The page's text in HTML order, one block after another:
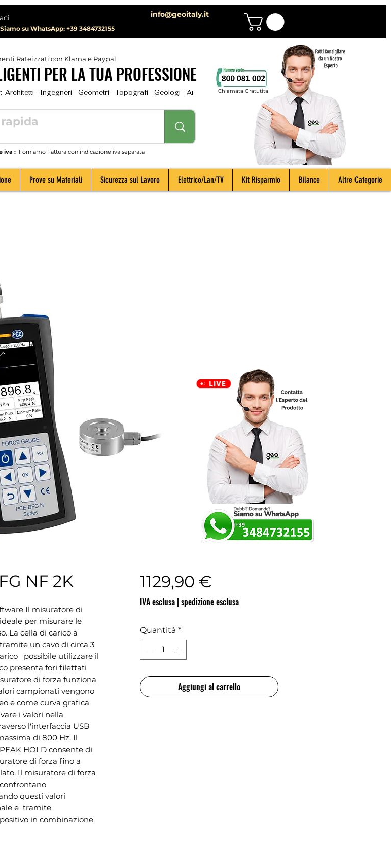
info@geoitaly.it
su WhatsApp: +39 3484732155
Rateizzati con Klarna e Paypal
PER LA TUA PROFESSIONE
- Ingegneri - Geometri - Topografi - Geologi - Archeologi - Impiantisti - Manutentori - Idraulici - Spurghisti -
iva : Forniamo Fattura con indicazione iva separata
Chiamata Gratutita
NF 2K
Il misuratore di
per misurare le
La cella di carico a
un cavo di circa 3
possibile utilizzare il
presenta fori filettati
di forza funziona
campionati vengono
e come curva grafica
i valori nella
l'interfaccia USB
di 800 Hz. Il
HOLD consente di
di forza fino a
Il misuratore di forza
questi valori
e  tramite
in combinazione
1129,90 €
IVA esclusa| spedizione esclusa
Quantità *
Aggiungi al carrello
Prove su Materiali Sicurezza sul Lavoro Elettrico/Lan/TV Kit Risparmio Bilance Altre Categorie